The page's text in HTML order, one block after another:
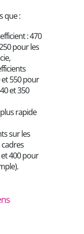
que :
: 470
pour les
et 550 pour
et 350
rapide
sur les
et 400 pour